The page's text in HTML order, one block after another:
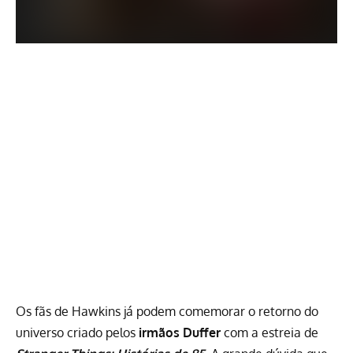
Os fãs de Hawkins já podem comemorar o retorno do
universo criado pelos irmãos Duffer com a estreia de